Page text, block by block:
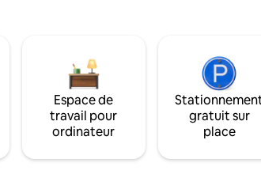
Espace de
travail pour
ordinateur
gratuit sur
place